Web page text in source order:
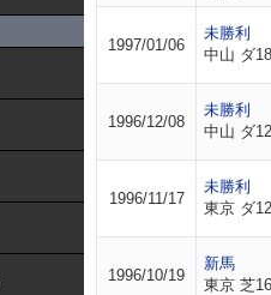
1997/01/06
未勝利
中山 ダ
1996/12/08
未勝利
中山 ダ
1996/11/17
未勝利
東京 ダ
1996/10/19
新馬
東京 芝